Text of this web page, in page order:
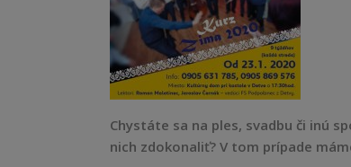
Chystáte sa na ples, svadbu či inú
nich zdokonaliť? V tom prípade